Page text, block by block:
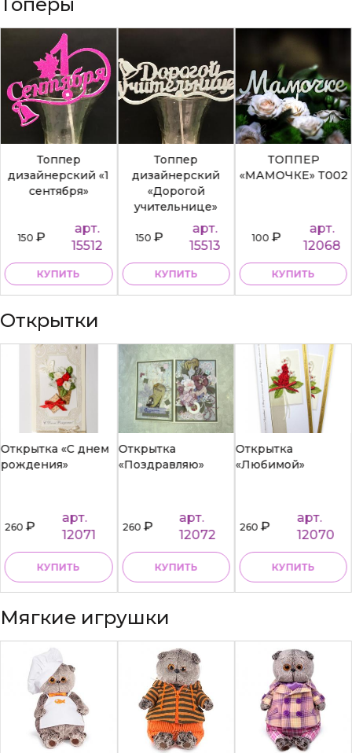
Топпер
дизайнерский «1
сентября»
150₽
арт.
15512
КУПИТЬ
Топпер
дизайнерский
«Дорогой
учительнице»
150₽
арт.
15513
КУПИТЬ
ТОППЕР
«МАМОЧКЕ» Т002
100₽
арт.
12068
КУПИТЬ
Открытки
Открытка «С днем
рождения»
260₽
арт.
12071
КУПИТЬ
Открытка
«Поздравляю»
260₽
арт.
12072
КУПИТЬ
Открытка
«Любимой»
260₽
арт.
12070
КУПИТЬ
Мягкие игрушки